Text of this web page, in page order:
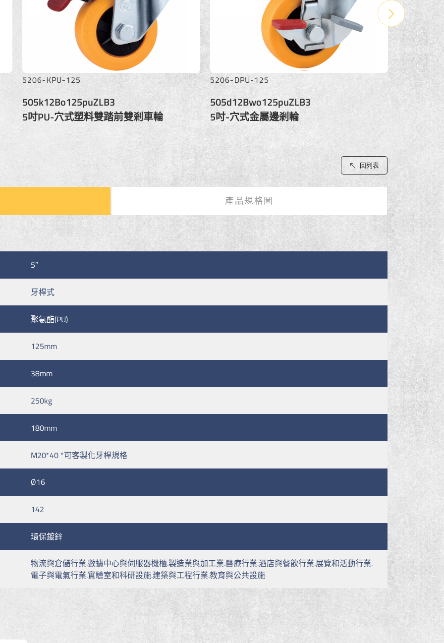
5205-KPU-125
505k12Bo125puZOT12
5吋PU-牙桿雙踏前雙剎車輪
5205-DPU-125
505d12Bo125puZOT12
5吋PU-金屬邊剎輪
回列表
產品規格圖
5”
牙桿式
聚氨酯(PU)
125mm
38mm
250kg
180mm
M20*40 *可客製化牙桿規格
Ø16
142
環保鍍鋅
物流與倉儲行業.數據中心與伺服器機櫃.製造業與加工業.醫療行業.酒店與餐飲行業.展覽和活動行業.
電子與電氣行業.實驗室和科研設施.建築與工程行業.教育與公共設施